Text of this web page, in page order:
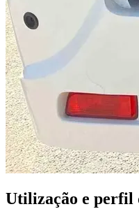
Utilização e perfil